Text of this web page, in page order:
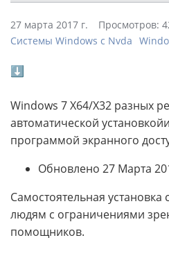
27 марта 2017 г.
Просмотров:
Системы Windows с Nvda
⬇
Windows 7 X64/X32 разных
автоматической
программой экранного
Обновлено 27 Марта
Самостоятельная установка
людям с ограничениями
помощников.